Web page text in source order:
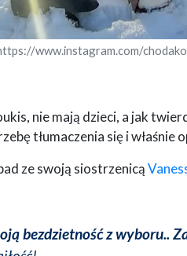
www.instagram.com/
nie mają dzieci, a jak
tłumaczenia się i właśnie
ze swoją siostrzenicą
bezdzietność z wyboru..